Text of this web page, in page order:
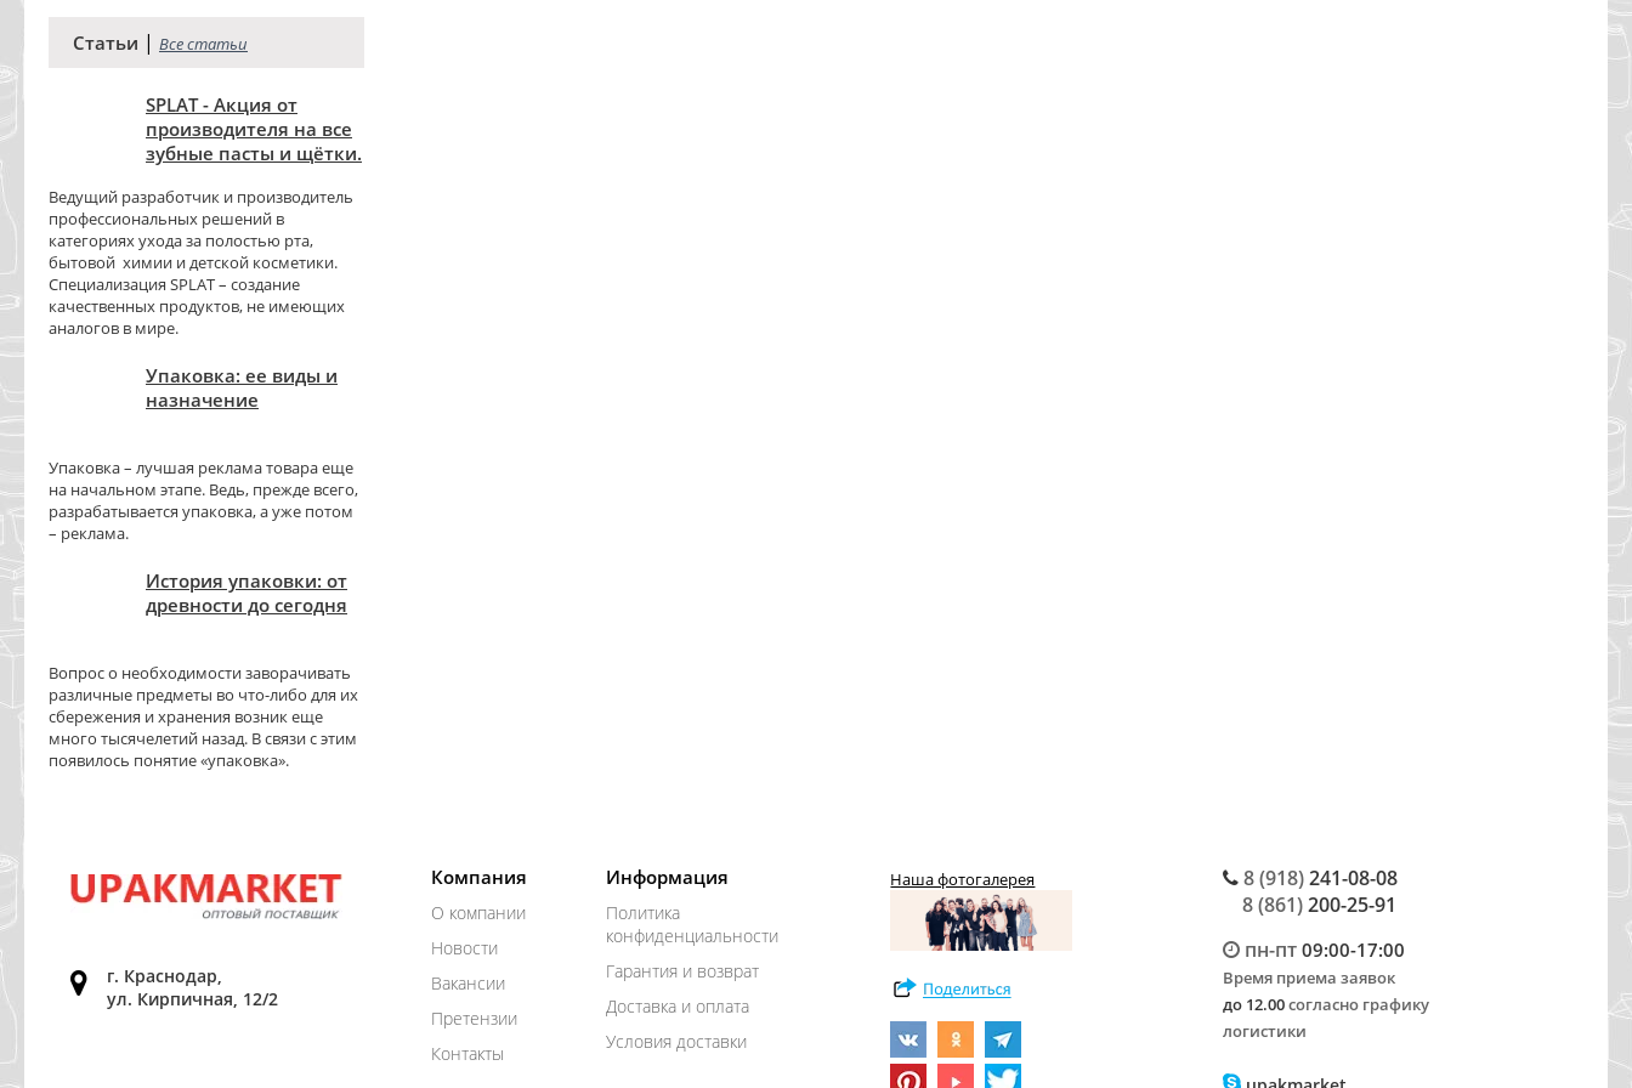
Статьи | Все статьи
SPLAT - Акция от
производителя на все
зубные пасты и щётки.
Ведущий разработчик и производитель
профессиональных решений в
категориях ухода за полостью рта,
бытовой химии и детской косметики.
Специализация SPLAT – создание
качественных продуктов, не имеющих
аналогов в мире.
Упаковка: ее виды и
назначение
Упаковка – лучшая реклама товара еще
на начальном этапе. Ведь, прежде всего,
разрабатывается упаковка, а уже потом
– реклама.
История упаковки: от
древности до сегодня
Вопрос о необходимости заворачивать
различные предметы во что-либо для их
сбережения и хранения возник еще
много тысячелетий назад. В связи с этим
появилось понятие «упаковка».
г. Краснодар,
ул. Кирпичная, 12/2
Компания
О компании
Новости
Вакансии
Претензии
Контакты
Информация
Политика
конфиденциальности
Гарантия и возврат
Доставка и оплата
Условия доставки
Наша фотогалерея 8 (918)241-08-08
8 (861)200-25-91
пн-пт09:00-17:00
Время приема заявок
до 12.00согласно графику
логистики